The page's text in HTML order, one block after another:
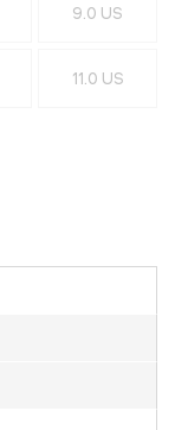
9.0 US
11.0 US